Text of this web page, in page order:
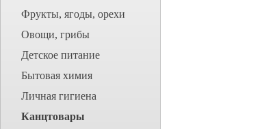
Фрукты, ягоды, орехи
Овощи, грибы
Детское питание
Бытовая химия
Личная гигиена
Канцтовары